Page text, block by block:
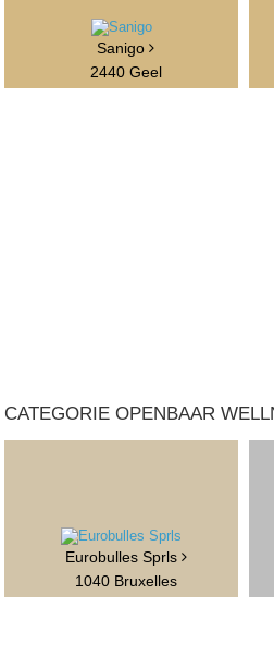
Sanigo
2440 Geel
CATEGORIE OPENBAAR
Eurobulles Sprls
1040 Bruxelles